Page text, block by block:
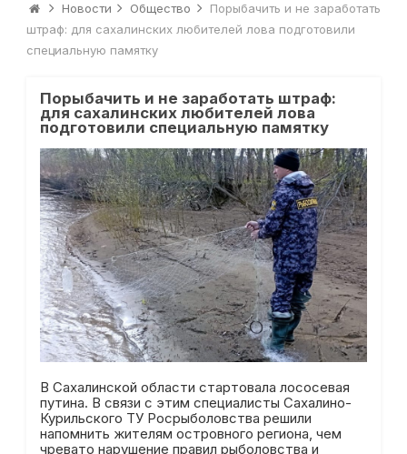
Новости Общество
Порыбачить и не заработать
штраф: для сахалинских любителей лова подготовили
специальную памятку
Порыбачить и не заработать штраф:
для сахалинских любителей лова
подготовили специальную памятку
В Сахалинской области стартовала лососевая
путина. В связи с этим специалисты Сахалино-
Курильского ТУ Росрыболовства решили
напомнить жителям островного региона, чем
чревато нарушение правил рыболовства и